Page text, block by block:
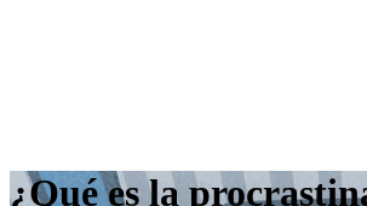
¿Qué es la